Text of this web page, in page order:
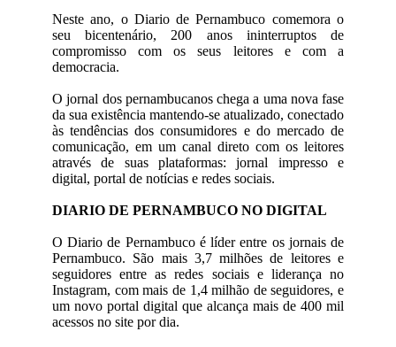
Neste ano, o Diario de Pernambuco comemora o
seu bicentenário, 200 anos ininterruptos de
compromisso com os seus leitores e com a
democracia.
O jornal dos pernambucanos chega a uma nova fase
da sua existência mantendo-se atualizado, conectado
às tendências dos consumidores e do mercado de
comunicação, em um canal direto com os leitores
através de suas plataformas: jornal impresso e
digital, portal de notícias e redes sociais.
DIARIO DE PERNAMBUCO NO DIGITAL
O Diario de Pernambuco é líder entre os jornais de
Pernambuco. São mais 3,7 milhões de leitores e
seguidores entre as redes sociais e liderança no
Instagram, com mais de 1,4 milhão de seguidores, e
um novo portal digital que alcança mais de 400 mil
acessos no site por dia.